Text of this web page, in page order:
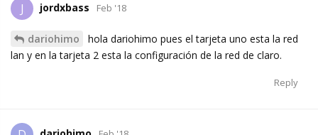
J jordxbass Feb '18
dariohimo
hola dariohimo pues el tarjeta uno esta la red
lan y en la tarjeta 2 esta la configuración de la red de claro.
Reply